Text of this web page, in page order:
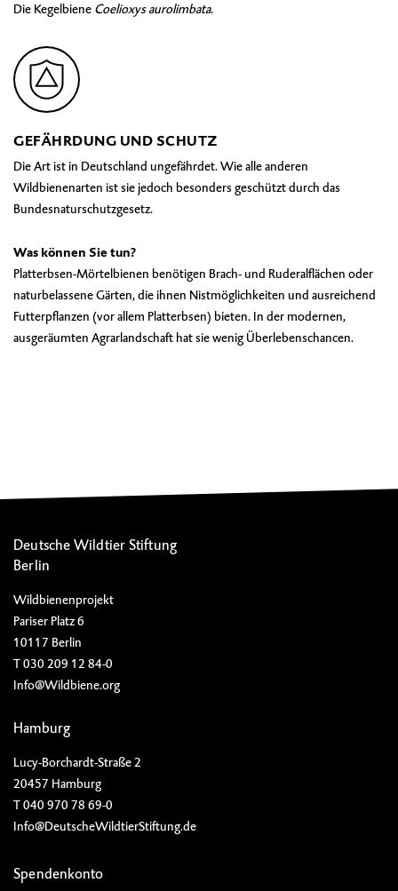
Die Kegelbiene Coelioxys aurolimbata.
GEFÄHRDUNG UND SCHUTZ
Die Art ist in Deutschland ungefährdet. Wie alle anderen
Wildbienenarten ist sie jedoch besonders geschützt durch das
Bundesnaturschutzgesetz.
Was können Sie tun?
Platterbsen-Mörtelbienen benötigen Brach- und Ruderalflächen oder
naturbelassene Gärten, die ihnen Nistmöglichkeiten und ausreichend
Futterpflanzen (vor allem Platterbsen) bieten. In der modernen,
ausgeräumten Agrarlandschaft hat sie wenig Überlebenschancen.
Deutsche Wildtier Stiftung
Berlin
Wildbienenprojekt
Pariser Platz 6
10117 Berlin
T 030 209 12 84-0
Info@Wildbiene.org
Hamburg
Lucy-Borchardt-Straße 2
20457 Hamburg
T 040 970 78 69-0
Info@DeutscheWildtierStiftung.de
Spendenkonto